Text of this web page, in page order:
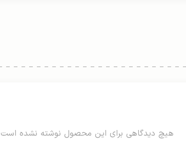
هیچ دیدگاهی برای این محصول نوشته نشده